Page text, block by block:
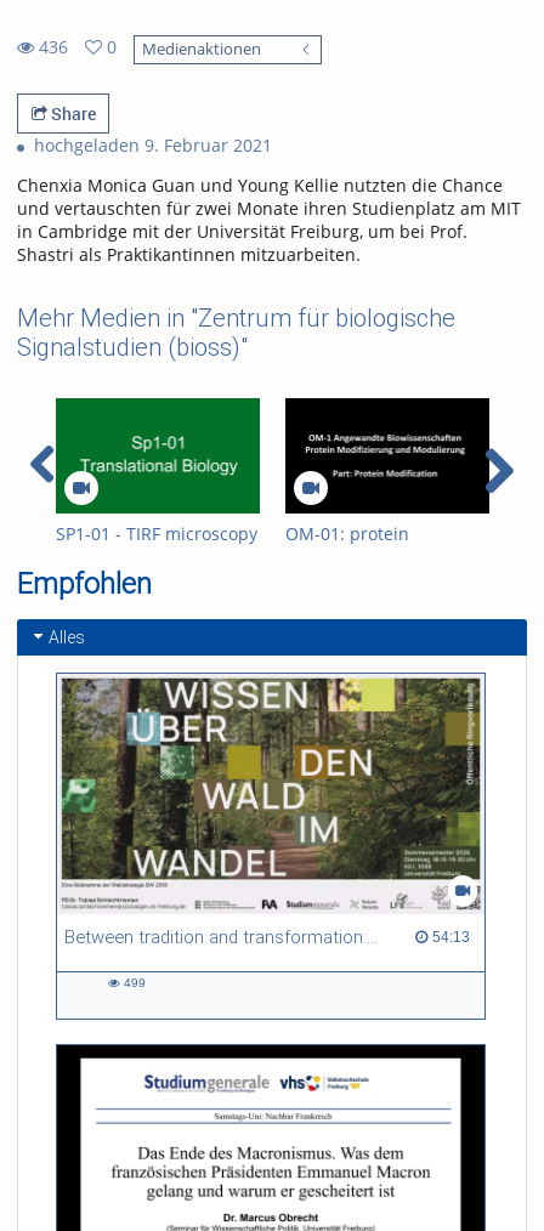
436
views
0
favorites
Medienaktionen
Share
hochgeladen 9. Februar 2021
Chenxia Monica Guan und Young Kellie nutzten die Chance
und vertauschten für zwei Monate ihren Studienplatz am MIT
in Cambridge mit der Universität Freiburg, um bei Prof.
Shastri als Praktikantinnen mitzuarbeiten.
Mehr Medien in "Zentrum für biologische
Signalstudien (bioss)"
SP1-01 - TIRF microscopy
OM-01: protein
Empfohlen
Alles
Between tradition and transformation: how owners, advisers and institutions co-create knowledge for resilient forests in Europe 54:13
54:13 duration
499